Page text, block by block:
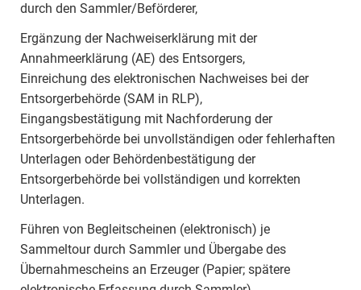
durch den Sammler/Beförderer,
Ergänzung der Nachweiserklärung mit der
Annahmeerklärung (AE) des Entsorgers,
Einreichung des elektronischen Nachweises bei der
Entsorgerbehörde (SAM in RLP),
Eingangsbestätigung mit Nachforderung der
Entsorgerbehörde bei unvollständigen oder fehlerhaften
Unterlagen oder Behördenbestätigung der
Entsorgerbehörde bei vollständigen und korrekten
Unterlagen.
Führen von Begleitscheinen (elektronisch) je
Sammeltour durch Sammler und Übergabe des
Übernahmescheins an Erzeuger (Papier; spätere